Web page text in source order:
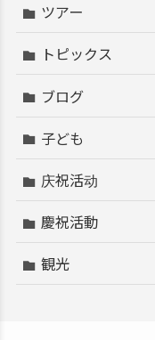
ツアー
トピックス
ブログ
子ども
庆祝活动
慶祝活動
観光